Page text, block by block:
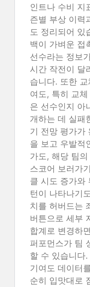
인트나 수비 지
즌별 부상 이력
도 정리되어 있
백이 가벼운 접
선수라는 정보
시간 작전이 달
습니다. 또한
여도, 특히 교
은 선수인지 아
개하는 데 실패
기 전망 평가가
을 보고 우발적
가도, 해당 팀의
스코어 보러가
클 시도 증가와
턴이 나타나기
치를 허버드는
버튼으로 세부
합계로 변경하
퍼포먼스가 팀
할 수 있습니다
기여도 데이터
순히 입맛대로